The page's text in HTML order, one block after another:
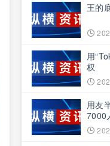
王的
用
权
用友
7000